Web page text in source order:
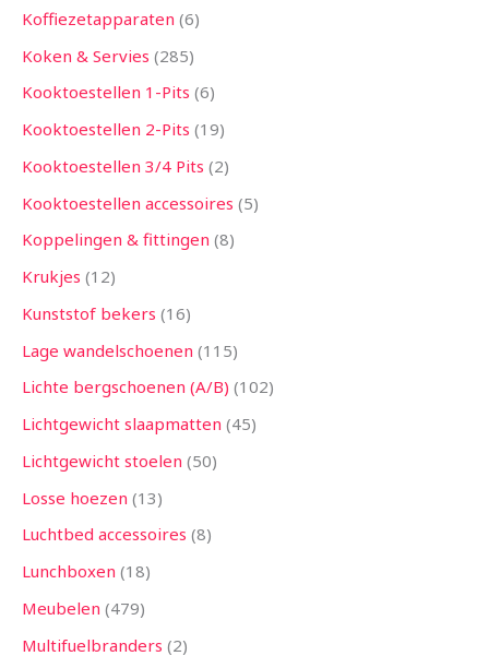
Koffiezetapparaten 6
Koken & Servies 285
Kooktoestellen 1-Pits 6
Kooktoestellen 2-Pits 19
Kooktoestellen 3/4 Pits 2
Kooktoestellen accessoires 5
Koppelingen & fittingen 8
Krukjes 12
Kunststof bekers 16
Lage wandelschoenen 115
Lichte bergschoenen (A/B) 102
Lichtgewicht slaapmatten 45
Lichtgewicht stoelen 50
Losse hoezen 13
Luchtbed accessoires 8
Lunchboxen 18
Meubelen 479
Multifuelbranders 2